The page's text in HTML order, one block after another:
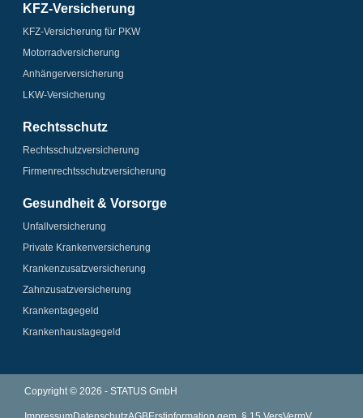
KFZ-Versicherung
KFZ-Versicherung für PKW
Motorrad­versicherung
Anhänger­­versicherung
LKW-Versicherung
Rechtsschutz
Rechtsschutz­versicherung
Firmenrechtsschutz­versicherung
Gesundheit & Vorsorge
Unfallversicherung
Private Krankenversicherung
Krankenzusatz­­versicherung
Zahnzusatz­versicherung
Krankentagegeld
Krankenhaus­tagegeld
Copyright © 2026 - STATUS GmbH